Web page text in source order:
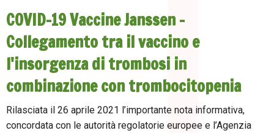
COVID-19 Vaccine Janssen -
Collegamento tra il vaccino e
l'insorgenza di trombosi in
combinazione con trombocitopenia
Rilasciata il 26 aprile 2021 l’importante nota informativa,
concordata con le autorità regolatorie europee e l’Agenzia